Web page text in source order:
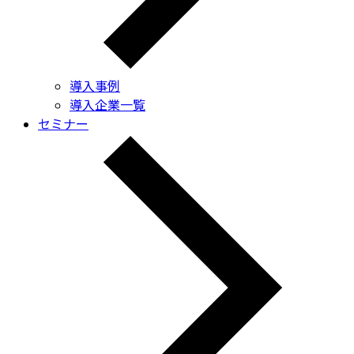
導入事例
導入企業一覧
セミナー